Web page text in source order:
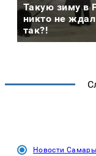
Такую зиму в
никто не
так?!
Новости Самары